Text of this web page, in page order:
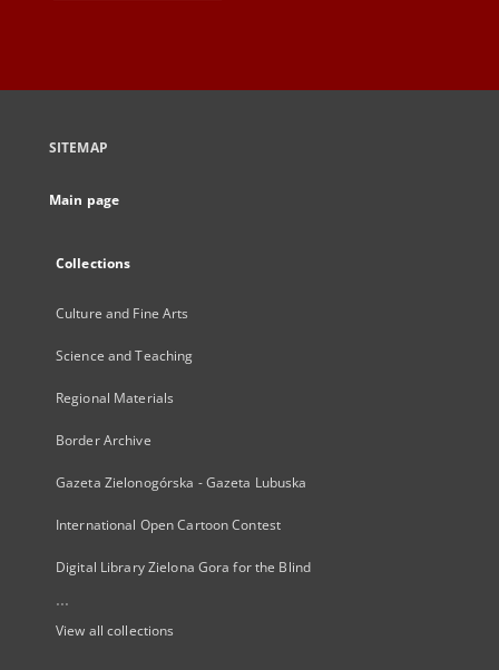
SITEMAP
Main page
Collections
Culture and Fine Arts
Science and Teaching
Regional Materials
Border Archive
Gazeta Zielonogórska - Gazeta Lubuska
International Open Cartoon Contest
Digital Library Zielona Gora for the Blind
...
View all collections